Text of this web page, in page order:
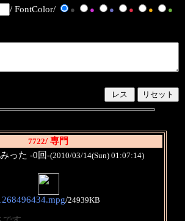
/ FontColor/ ● ● ● ● ●
●
7722/ 専門
った -0回-(2010/03/14(Sun) 01:07:14)
/24939KB